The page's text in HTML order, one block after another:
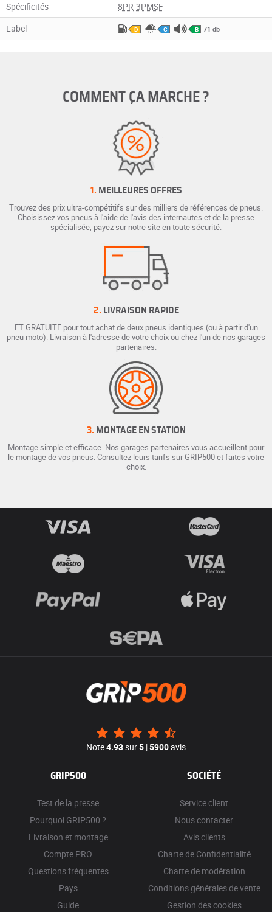
Spécificités 8PR 3PMSF
Label
D C B 71 db
COMMENT ÇA MARCHE ?
1. MEILLEURES OFFRES
Trouvez des prix ultra-compétitifs sur des milliers de références de pneus.
Choisissez vos pneus à l'aide de l'avis des internautes et de la presse
spécialisée, payez sur notre site en toute sécurité.
2. LIVRAISON RAPIDE
ET GRATUITE pour tout achat de deux pneus identiques (ou à partir d'un
pneu moto). Livraison à l'adresse de votre choix ou chez l'un de nos garages
partenaires.
3. MONTAGE EN STATION
Montage simple et efficace. Nos garages partenaires vous accueillent pour
le montage de vos pneus. Consultez leurs tarifs sur GRIP500 et faites votre
choix.
Note4.93sur5 |5900avis
GRIP500
Test de la presse
Pourquoi GRIP500 ?
Livraison et montage
Compte PRO
Questions fréquentes
Pays
Guide
SOCIÉTÉ
Service client
Nous contacter
Avis clients
Charte de Confidentialité
Charte de modération
Conditions générales de vente
Gestion des cookies